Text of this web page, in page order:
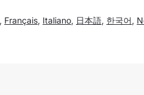
, Français, Italiano, 日本語, 한국어 ,